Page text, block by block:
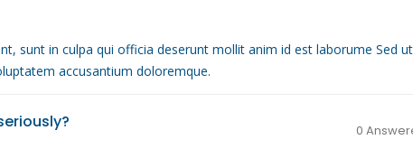
sunt in culpa qui officia deserunt mollit anim id est laborume Sed ut
accusantium doloremque.
0